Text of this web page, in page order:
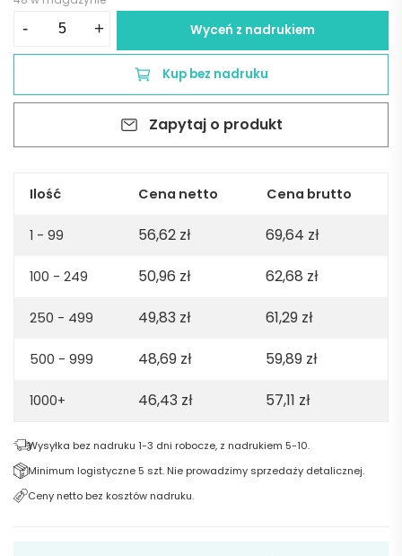
-
shirt.
organic
240gsm.
grey
+ Wyceń z nadrukiem
Kup bez nadruku
Zapytaj o produkt
Ilość Cena netto Cena brutto
1 - 99 56,62 zł 69,64 zł
100 - 249 50,96 zł 62,68 zł
250 - 499 49,83 zł 61,29 zł
500 - 999 48,69 zł 59,89 zł
1000+ 46,43 zł 57,11 zł
Wysyłka bez nadruku 1-3 dni robocze, z nadrukiem 5-10.
Minimum logistyczne 5 szt. Nie prowadzimy sprzedaży detalicznej.
Ceny netto bez kosztów nadruku.